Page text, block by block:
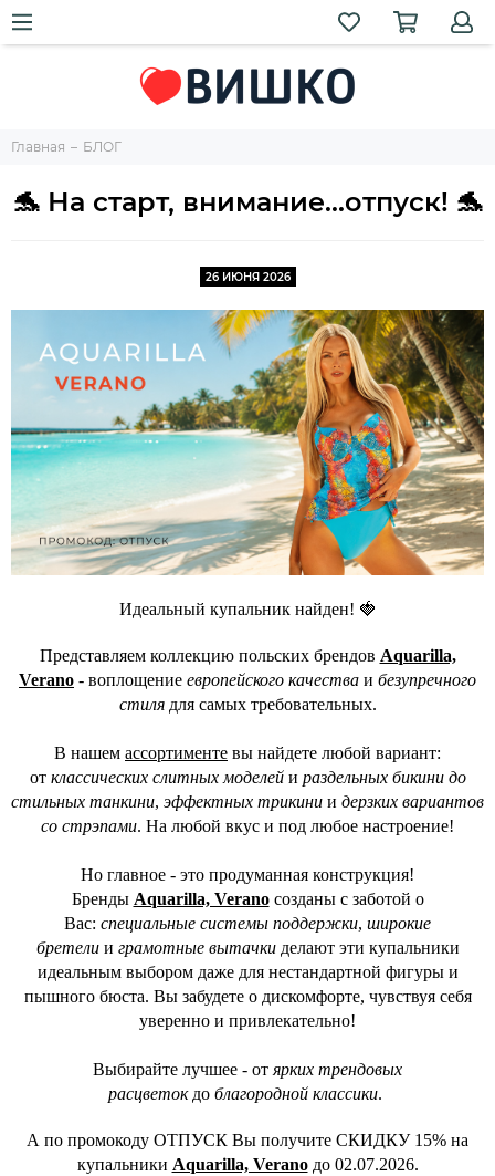
Главная БЛОГ
🐬 На старт, внимание...отпуск! 🐬
26 ИЮНЯ 2026
Идеальный купальник найден! 🍓
Представляем коллекцию польских брендов Aquarilla,
Verano - воплощение европейского качества и безупречного
стилядля самых требовательных.
В нашем ассортименте вы найдете любой вариант:
от классических слитных моделейи раздельных бикини до
стильных танкини, эффектных трикини и дерзких вариантов
со стрэпами. На любой вкус и под любое настроение!
Но главное - это продуманная конструкция!
Бренды Aquarilla, Veranoсозданы с заботой о
Вас: специальные системы поддержки, широкие
бретелии грамотные вытачкиделают эти купальники
идеальным выбором даже для нестандартной фигуры и
пышного бюста. Вы забудете о дискомфорте, чувствуя себя
уверенно и привлекательно!
Выбирайте лучшее - от ярких трендовых
расцветокдо благородной классики.
А по промокоду ОТПУСК Вы получите СКИДКУ 15% на
купальники Aquarilla, Veranoдо 02.07.2026.